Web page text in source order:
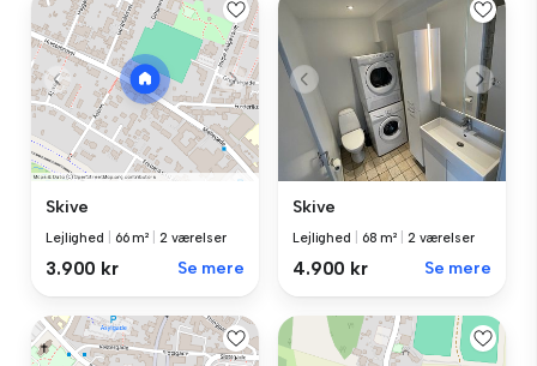
Skive
Lejlighed 66 m² 2 værelser
3.900 kr Se mere
Skive
Lejlighed 68 m² 2 værelser
4.900 kr Se mere